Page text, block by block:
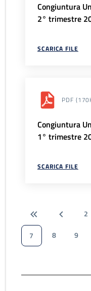
Congiuntura
2° trimestre
SCARICA FILE
PDF
Congiuntura
1° trimestre
SCARICA FILE
2
7
8 9